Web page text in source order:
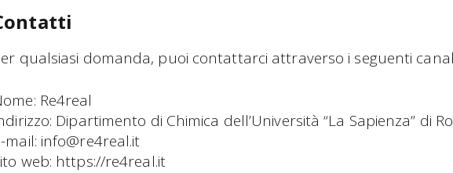
qualsiasi domanda, puoi contattarci attraverso i seguenti
Re4real
Dipartimento di Chimica dell’Università “La Sapienza” di
mail: info@re4real.it
web: https://re4real.it